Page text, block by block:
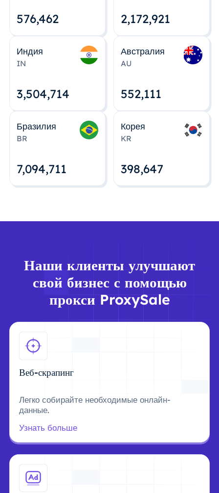
576,463 2,172,922
Индия
IN
3,504,715
Австралия
AU
552,112
Бразилия
BR
7,094,712
Корея
KR
398,648
Наши клиенты улучшают
свой бизнес с помощью
прокси ProxySale
Веб-скрапинг
Легко собирайте необходимые онлайн-
данные.
Узнать больше